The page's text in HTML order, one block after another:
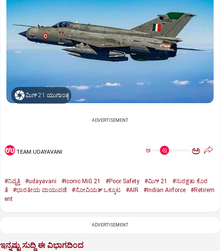
ಮಿಗ್‌ 21 ಯುಗಾಂತ್ಯ
ADVERTISEMENT
TEAM UDAYAVANI ಅ ಅ
#ನಿವೃತ್ತಿ #udayavani #Iconic MiG 21 #Poor Safety #ಮಿಗ್‌ 21
#ಸುರಕ್ಷತಾ ಕೊರ
ತೆ
#ಭಾರತೀಯ ವಾಯುಪಡೆ #ಸೋವಿಯತ್‌ ಒಕ್ಕೂಟ #AIR #Indian Airforce
#Retirem
ent
ADVERTISEMENT
ಇನ್ನಷ್ಟು ಸುದ್ದಿ ಈ ವಿಭಾಗದಿಂದ